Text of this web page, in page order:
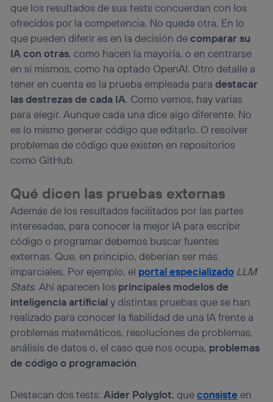
que los resultados de sus tests concuerdan con los
ofrecidos por la competencia. No queda otra. En lo
que pueden diferir es en la decisión decomparar su
IA con otras, como hacen la mayoría, o en centrarse
en sí mismos, como ha optado OpenAI. Otro detalle a
tener en cuenta es la prueba empleada paradestacar
las destrezas de cada IA. Como vemos, hay varias
para elegir. Aunque cada una dice algo diferente. No
es lo mismo generar código que editarlo. O resolver
problemas de código que existen en repositorios
como GitHub.
Qué dicen las pruebas externas
Además de los resultados facilitados por las partes
interesadas, para conocer la mejor IA para escribir
código o programar debemos buscar fuentes
externas. Que, en principio, deberían ser más
imparciales. Por ejemplo, el portal especializado LLM
Stats. Ahí aparecen los principales modelos de
inteligencia artificialy distintas pruebas que se han
realizado para conocer la fiabilidad de una IA frente a
problemas matemáticos, resoluciones de problemas,
análisis de datos o, el caso que nos ocupa, problemas
de código o programación.
Destacan dos tests:Aider Polyglot, queconsisteen